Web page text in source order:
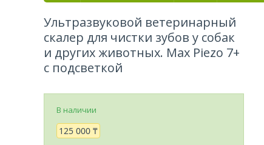
Ультразвуковой ветеринарный
скалер для чистки зубов у собак
и других животных. Max Piezo 7+
с подсветкой
В наличии
125 000 ₸